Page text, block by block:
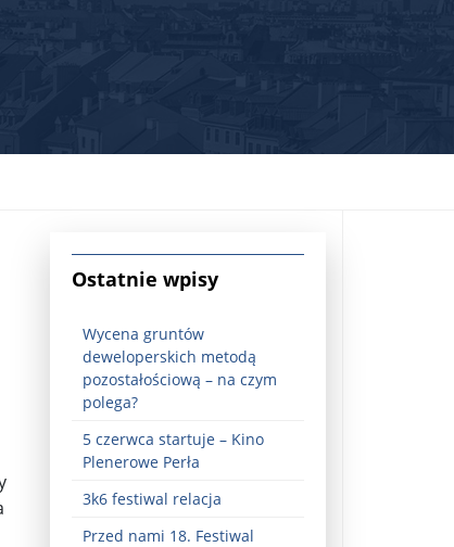
z Ukrainą. Dzień 1254 ...
muzyka świata ...
Ostatnie wpisy
Wycena gruntów
deweloperskich metodą
pozostałościową – na czym
polega?
5 czerwca startuje – Kino
Plenerowe Perła
3k6 festiwal relacja
Przed nami 18. Festiwal